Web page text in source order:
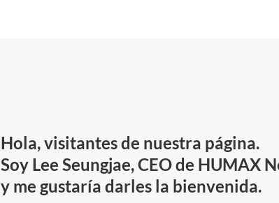
Hola, visitantes de nuestra página.
Soy Lee Seungjae, CEO de HUMAX
y me gustaría darles la bienvenida.